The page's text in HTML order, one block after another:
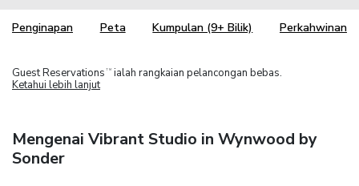
Penginapan Peta Kumpulan (9+ Bilik) Perkahwinan
Guest Reservations TM ialah rangkaian pelancongan bebas.
Ketahui lebih lanjut
Mengenai Vibrant Studio in Wynwood by
Sonder